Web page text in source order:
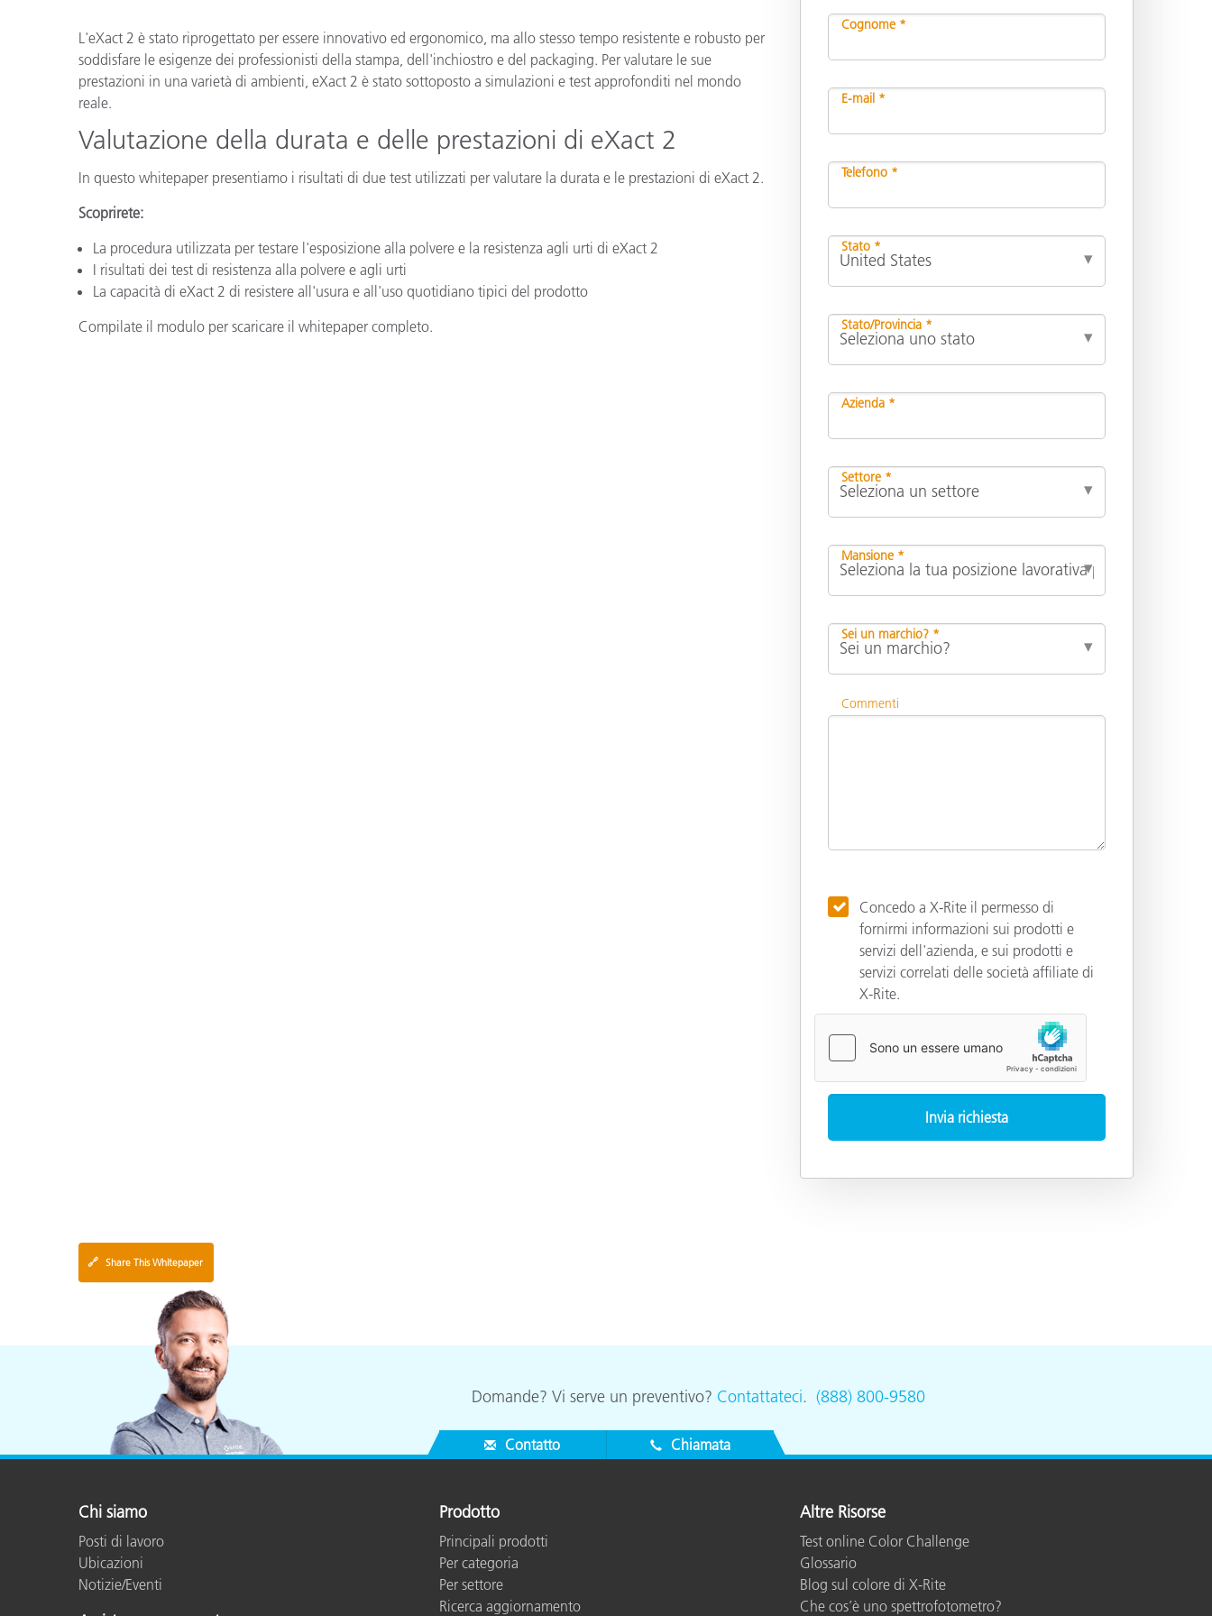
Carta
Materiali per l’edilizia
L'eXact 2 è stato riprogettato per essere innovativo ed ergonomico, ma allo stesso tempo resistente e robusto per
soddisfare le esigenze dei professionisti della stampa, dell'inchiostro e del packaging. Per valutare le sue
prestazioni in una varietà di ambienti, eXact 2 è stato sottoposto a simulazioni e test approfonditi nel mondo
reale.
Valutazione della durata e delle prestazioni di eXact 2
In questo whitepaper presentiamo i risultati di due test utilizzati per valutare la durata e le prestazioni di eXact 2.
Scoprirete:
La procedura utilizzata per testare l'esposizione alla polvere e la resistenza agli urti di eXact 2
I risultati dei test di resistenza alla polvere e agli urti
La capacità di eXact 2 di resistere all'usura e all'uso quotidiano tipici del prodotto
Compilate il modulo per scaricare il whitepaper completo.
Cognome *
E-mail *
Telefono *
Stato *
Stato/Provincia *
Azienda *
Settore *
Mansione *
Sei un marchio? *
Commenti
Concedo a X-Rite il permesso di
fornirmi informazioni sui prodotti e
servizi dell'azienda, e sui prodotti e
servizi correlati delle società affiliate di
X-Rite.
🔗 Share This Whitepaper
Domande? Vi serve un preventivo? Contattateci. (888) 800-9580
Contatto Chiamata
Chi siamo
Posti di lavoro
Ubicazioni
Notizie/Eventi
Prodotto
Principali prodotti
Per categoria
Per settore
Ricerca aggiornamento
Altre Risorse
Test online Color Challenge
Glossario
Blog sul colore di X-Rite
Che cos’è uno spettrofotometro?